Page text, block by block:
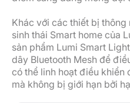
Khác với các thiết bị
sinh thái Smart home của
sản phẩm Lumi Smart
dây Bluetooth Mesh để
có thể linh hoạt điều khiển
mà không bị giới hạn bởi